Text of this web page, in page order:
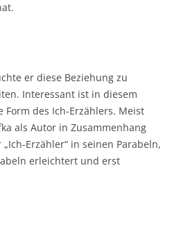
er diese Beziehung zu
Interessant ist in diesem
Form des Ich-Erzählers. Meist
als Autor in Zusammenhang
Erzähler“ in seinen Parabeln,
erleichtert und erst